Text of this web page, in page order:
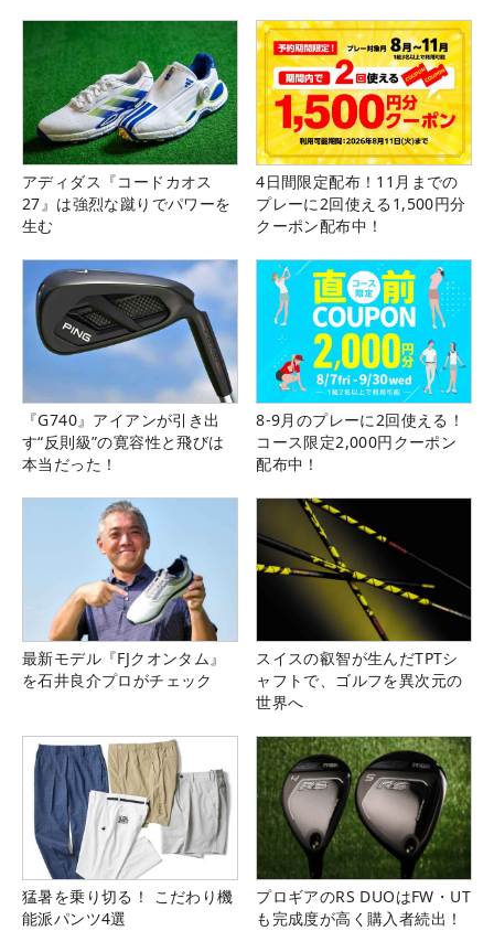
アディダス『コードカオス
27』は強烈な蹴りでパワーを
生む
4日間限定配布！11月までの
プレーに2回使える1,500円分
クーポン配布中！
『G740』アイアンが引き出
す“反則級”の寛容性と飛びは
本当だった！
8-9月のプレーに2回使える！
コース限定2,000円クーポン
配布中！
最新モデル『FJクオンタム』
を石井良介プロがチェック
スイスの叡智が生んだTPTシ
ャフトで、ゴルフを異次元の
世界へ
猛暑を乗り切る！ こだわり機
能派パンツ4選
プロギアのRS DUOはFW・UT
も完成度が高く購入者続出！